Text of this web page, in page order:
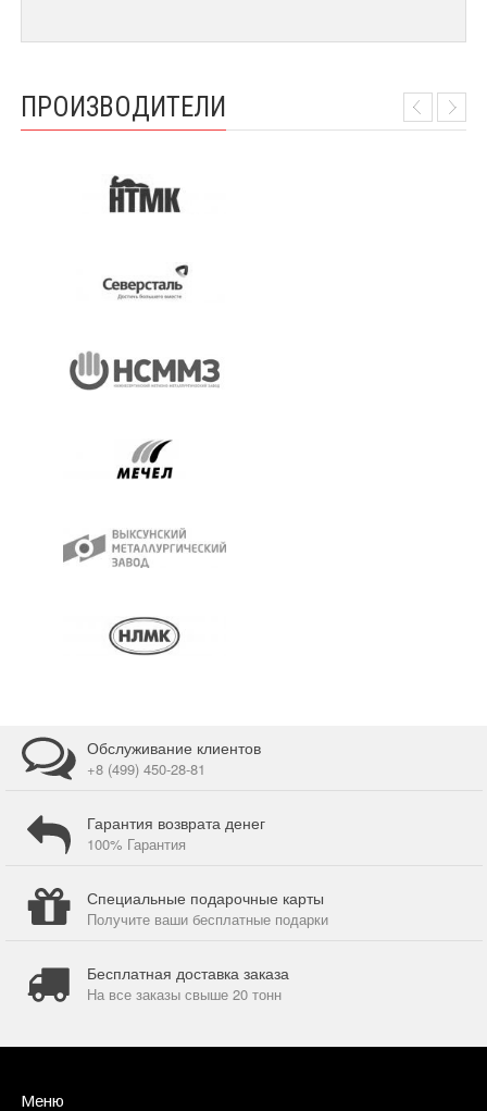
ПРОИЗВОДИТЕЛИ
Обслуживание клиентов
+8 (499) 450-28-81
Гарантия возврата денег
100% Гарантия
Специальные подарочные карты
Получите ваши бесплатные подарки
Бесплатная доставка заказа
На все заказы свыше 20 тонн
Меню